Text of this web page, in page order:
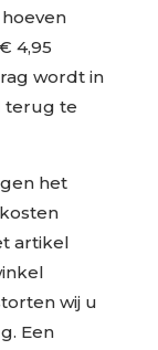
4,95
wordt in
terug te
het
artikel
wij u
Een